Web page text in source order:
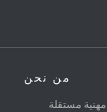
من نحن
مستقلة